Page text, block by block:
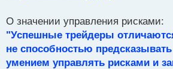
о
с
т
О значении управления рисками:
"Успешные трейдеры
не способностью
умением управлять рисками и